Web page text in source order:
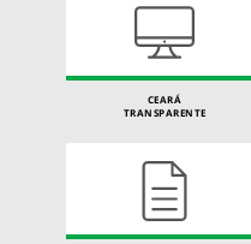
CEARÁ
TRANSPARENTE